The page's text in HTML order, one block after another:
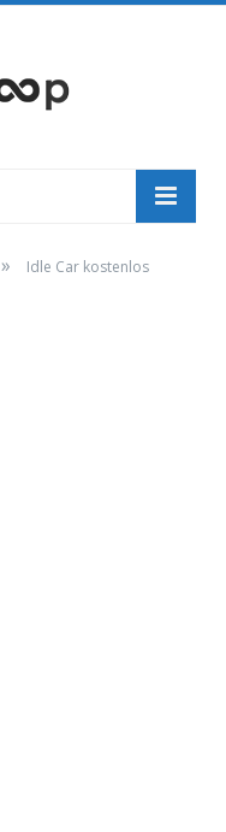
» Idle Car kostenlos